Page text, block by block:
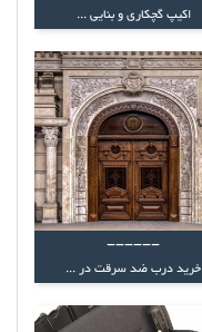
اکیپ گچکاری و بنایی ...
------
خرید درب ضد سرقت در ...